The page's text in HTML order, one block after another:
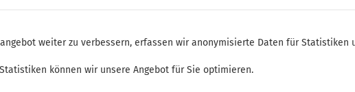
NWS ELORA FELO Bauer & Böcker
weiter zu verbessern, erfassen wir anonymisierte Daten für Statistiken
können wir unsere Angebot für Sie optimieren.